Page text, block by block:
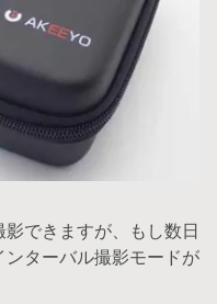
できますが、もし数日
ターバル撮影モードが